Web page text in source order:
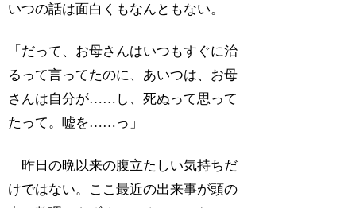
いつの話は面白くもなんともない。
「だって、お母さんはいつもすぐに治
るって言ってたのに、あいつは、お母
さんは自分が……し、死ぬって思って
たって。嘘を……っ」
昨日の晩以来の腹立たしい気持ちだ
けではない。ここ最近の出来事が頭の